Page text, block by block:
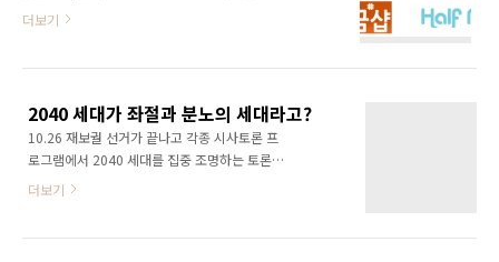
하고, 커피 한 잔 값도 안 되는 가격에 케이크까
기 때문이다. 이제는 데이트를 할 때도, 외식을
할 때도 소셜커머스 업체의 할인쿠폰을 제일 먼
저 검색해보는 세상이 되었다. 소셜커머스는 지
금 수많은 사람들의 라이프스타일을 새롭게 바
첫 발을 내디딘 첫해 시장규모는 600억 원에 달
더보기
2040 세대가 좌절과 분노의 세대라고?
10.26 재보궐 선거가 끝나고 각종 시사토론 프
로그램에서 2040 세대를 집중 조명하는 토론이
열렸다. 그런데 웃긴건 보수 진영에서는 2040
더보기